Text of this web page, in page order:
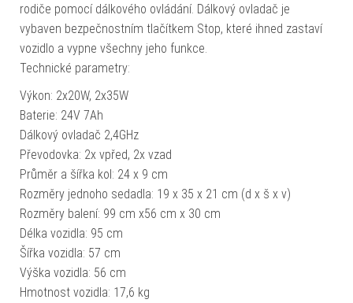
rodiče pomocí dálkového ovládání. Dálkový ovladač je
vybaven bezpečnostním tlačítkem Stop, které ihned zastaví
vozidlo a vypne všechny jeho funkce.
Technické parametry:
Výkon: 2x20W, 2x35W
Baterie: 24V 7Ah
Dálkový ovladač 2,4GHz
Převodovka: 2x vpřed, 2x vzad
Průměr a šířka kol: 24 x 9 cm
Rozměry jednoho sedadla: 19 x 35 x 21 cm (d x š x v)
Rozměry balení: 99 cm x56 cm x 30 cm
Délka vozidla: 95 cm
Šířka vozidla: 57 cm
Výška vozidla: 56 cm
Hmotnost vozidla: 17,6 kg